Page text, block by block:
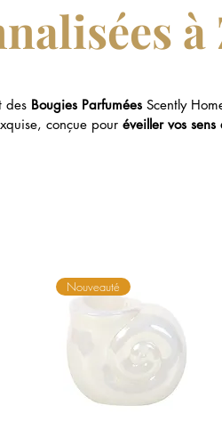
des Bougies Parfumées Scently
conçue pour éveiller vos
Nouveauté